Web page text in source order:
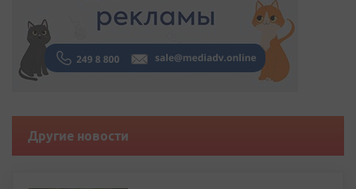
Другие новости